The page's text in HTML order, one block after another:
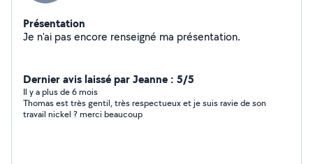
Présentation
Je n'ai pas encore renseigné ma présentation.
Dernier avis laissé par Jeanne : 5/5
Il y a plus de 6 mois
Thomas est très gentil, très respectueux et je suis ravie de son
travail nickel ? merci beaucoup